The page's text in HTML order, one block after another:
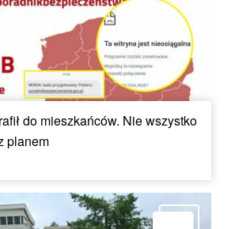
do mieszkańców. Nie wszystko
planem